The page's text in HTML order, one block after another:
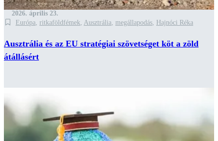
2026. április 23.
Európa, ritkaföldfémek, Ausztrália, megállapodás, Hajnóci Réka
Ausztrália és az EU stratégiai szövetséget köt a zöld
átállásért